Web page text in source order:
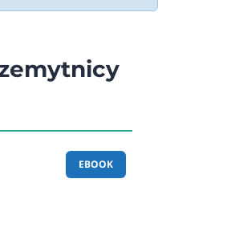
EBOOK